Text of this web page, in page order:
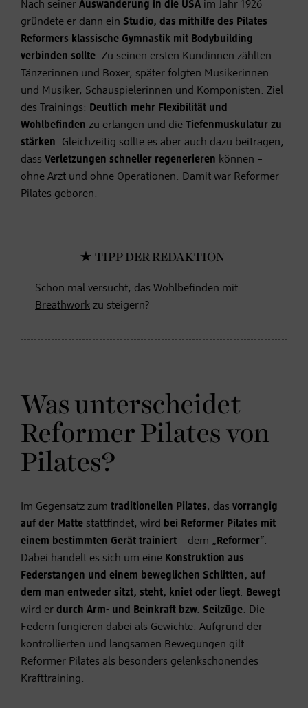
Nach seiner Auswanderung in die USA im Jahr 1926
gründete er dann ein Studio, das mithilfe des Pilates
Reformers klassische Gymnastik mit Bodybuilding
verbinden sollte. Zu seinen ersten Kundinnen zählten
Tänzerinnen und Boxer, später folgten Musikerinnen
und Musiker, Schauspielerinnen und Komponisten. Ziel
des Trainings: Deutlich mehr Flexibilität und
Wohlbefinden zu erlangen und die Tiefenmuskulatur zu
stärken. Gleichzeitig sollte es aber auch dazu beitragen,
dass Verletzungen schneller regenerieren können –
ohne Arzt und ohne Operationen. Damit war Reformer
Pilates geboren.
Schon mal versucht, das Wohlbefinden mit
Breathwork zu steigern?
Was unterscheidet
Reformer Pilates von
Pilates?
Im Gegensatz zum traditionellen Pilates, das vorrangig
auf der Matte stattfindet, wird bei Reformer Pilates mit
einem bestimmten Gerät trainiert – dem „ Reformer“.
Dabei handelt es sich um eine Konstruktion aus
Federstangen und einem beweglichen Schlitten, auf
dem man entweder sitzt, steht, kniet oder liegt. Bewegt
wird er durch Arm- und Beinkraft bzw. Seilzüge. Die
Federn fungieren dabei als Gewichte. Aufgrund der
kontrollierten und langsamen Bewegungen gilt
Reformer Pilates als besonders gelenkschonendes
Krafttraining.